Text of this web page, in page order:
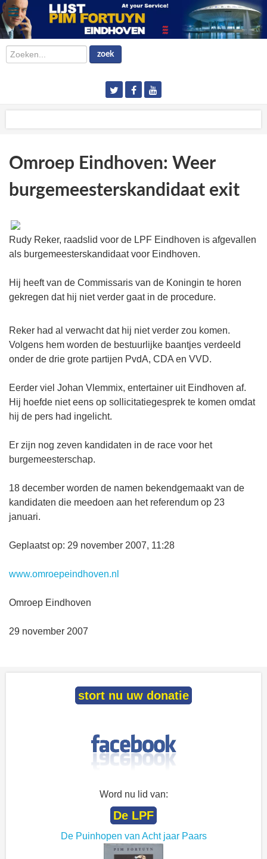
Zoeken... zoek
Omroep Eindhoven: Weer
burgemeesterskandidaat exit
Rudy Reker, raadslid voor de LPF Eindhoven is afgevallen
als burgemeesterskandidaat voor Eindhoven.
Hij heeft van de Commissaris van de Koningin te horen
gekregen dat hij niet verder gaat in de procedure.
Reker had al verwacht dat hij niet verder zou komen.
Volgens hem worden de bestuurlijke baantjes verdeeld
onder de drie grote partijen PvdA, CDA en VVD.
Eerder viel Johan Vlemmix, entertainer uit Eindhoven af.
Hij hoefde niet eens op sollicitatiegesprek te komen omdat
hij de pers had ingelicht.
Er zijn nog zeven kandidaten in de race voor het
burgemeesterschap.
18 december worden de namen bekendgemaakt van de
kandidaten die meedoen aan het referendum op 23
januari.
Geplaatst op: 29 november 2007, 11:28
www.omroepeindhoven.nl
Omroep Eindhoven
29 november 2007
stort nu uw donatie
Word nu lid van:
De LPF
De Puinhopen van Acht jaar Paars